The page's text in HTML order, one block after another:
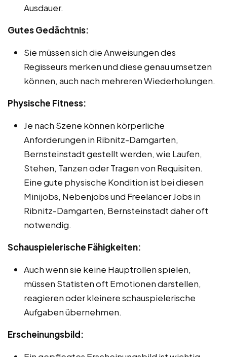
Ausdauer.
Gutes Gedächtnis:
Sie müssen sich die Anweisungen des
Regisseurs merken und diese genau umsetzen
können, auch nach mehreren Wiederholungen.
Physische Fitness:
Je nach Szene können körperliche
Anforderungen in Ribnitz-Damgarten,
Bernsteinstadt gestellt werden, wie Laufen,
Stehen, Tanzen oder Tragen von Requisiten.
Eine gute physische Kondition ist bei diesen
Minijobs, Nebenjobs und Freelancer Jobs in
Ribnitz-Damgarten, Bernsteinstadt daher oft
notwendig.
Schauspielerische Fähigkeiten:
Auch wenn sie keine Hauptrollen spielen,
müssen Statisten oft Emotionen darstellen,
reagieren oder kleinere schauspielerische
Aufgaben übernehmen.
Erscheinungsbild: